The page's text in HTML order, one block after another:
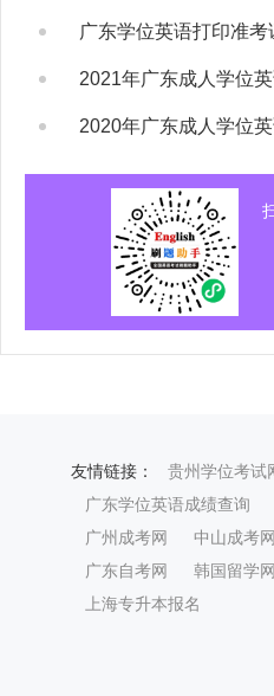
广东学位英语打印准考
友情链接： 贵州学位考试
广东学位英语成绩查询
广州成考网
中山成考网
广东自考网
韩国留学网
上海专升本报名